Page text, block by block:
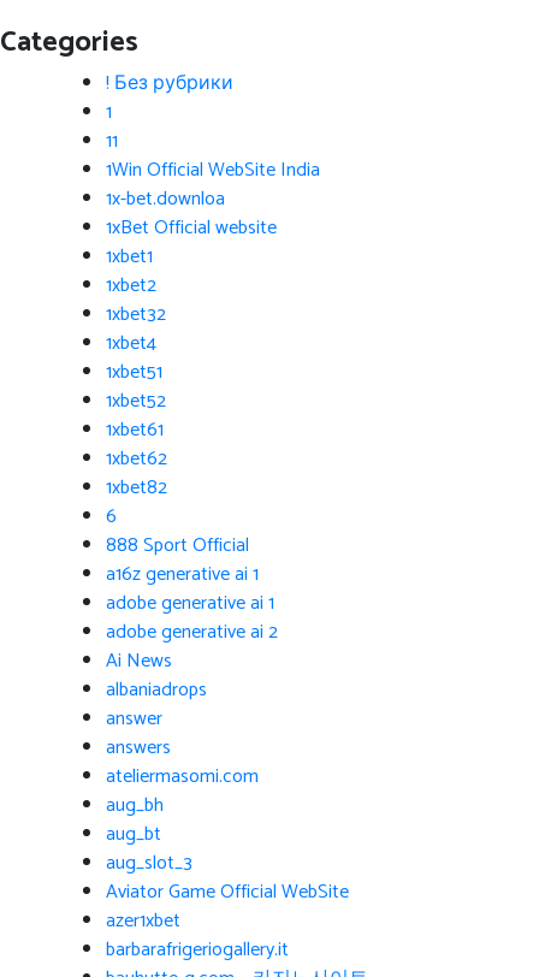
Categories
! Без рубрики
1
11
1Win Official WebSite India
1x-bet.downloa
1xBet Official website
1xbet1
1xbet2
1xbet32
1xbet4
1xbet51
1xbet52
1xbet61
1xbet62
1xbet82
6
888 Sport Official
a16z generative ai 1
adobe generative ai 1
adobe generative ai 2
Ai News
albaniadrops
answer
answers
ateliermasomi.com
aug_bh
aug_bt
aug_slot_3
Aviator Game Official WebSite
azer1xbet
barbarafrigeriogallery.it